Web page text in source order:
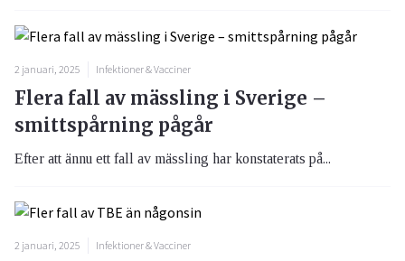
2 januari, 2025 Infektioner & Vacciner
Flera fall av mässling i Sverige –
smittspårning pågår
Efter att ännu ett fall av mässling har konstaterats på...
2 januari, 2025 Infektioner & Vacciner